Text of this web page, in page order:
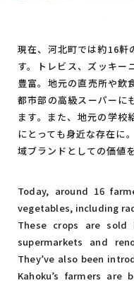
現在、河北町では約16軒
す。トレビス、ズッキー
豊富。地元の直売所や飲
都市部の高級スーパーに
ます。また、地元の学校
にとっても身近な存在に
域ブランドとしての価値
Today, around 16
vegetables, including
These crops are
supermarkets and
They’ve also been
Kahoku’s farmers are